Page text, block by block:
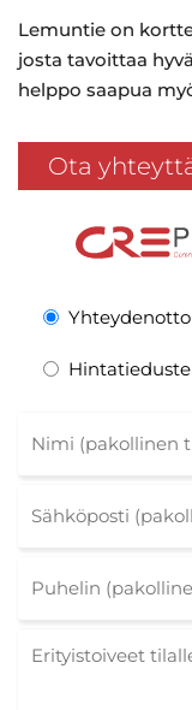
Lemuntie on
josta tavoittaa
helppo saapua
Ota